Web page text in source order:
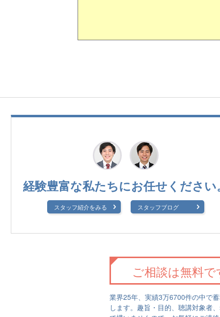
経験豊富な私たちにお任せください
スタッフ紹介をみる スタッフブログ
ご相談は無料で
業界25年、実績3万6700件の中で
します。趣旨・目的、聴講対象者